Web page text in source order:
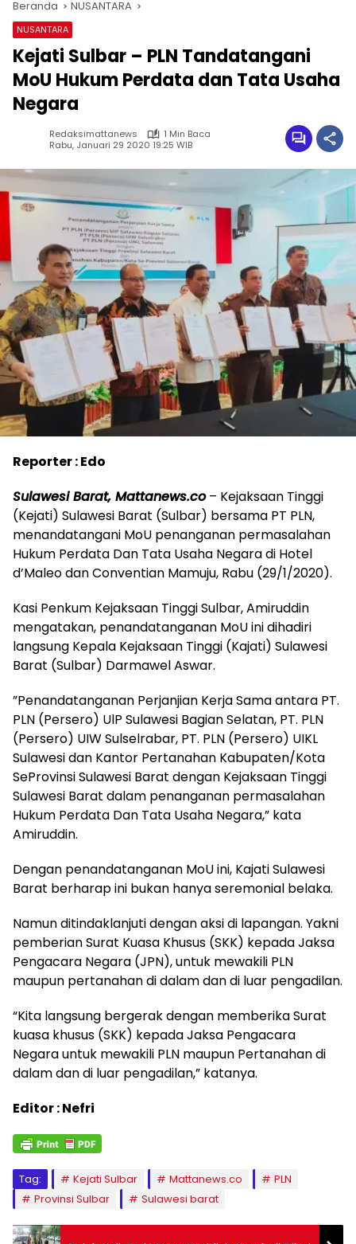
Beranda NUSANTARA
NUSANTARA
Kejati Sulbar – PLN Tandatangani
MoU Hukum Perdata dan Tata Usaha
Negara
Redaksimattanews
1 Min Baca
Rabu, Januari 29 2020 19:25 WIB
Reporter : Edo
Sulawesi Barat, Mattanews.co– Kejaksaan Tinggi
(Kejati) Sulawesi Barat (Sulbar) bersama PT PLN,
menandatangani MoU penanganan permasalahan
Hukum Perdata Dan Tata Usaha Negara di Hotel
d’Maleo dan Conventian Mamuju, Rabu (29/1/2020).
Kasi Penkum Kejaksaan Tinggi Sulbar, Amiruddin
mengatakan, penandatanganan MoU ini dihadiri
langsung Kepala Kejaksaan Tinggi (Kajati) Sulawesi
Barat (Sulbar) Darmawel Aswar.
”Penandatanganan Perjanjian Kerja Sama antara PT.
PLN (Persero) UlP Sulawesi Bagian Selatan, PT. PLN
(Persero) UIW Sulselrabar, PT. PLN (Persero) UIKL
Sulawesi dan Kantor Pertanahan Kabupaten/Kota
SeProvinsi Sulawesi Barat dengan Kejaksaan Tinggi
Sulawesi Barat dalam penanganan permasalahan
Hukum Perdata Dan Tata Usaha Negara,” kata
Amiruddin.
Dengan penandatanganan MoU ini, Kajati Sulawesi
Barat berharap ini bukan hanya seremonial belaka.
Namun ditindaklanjuti dengan aksi di lapangan. Yakni
pemberian Surat Kuasa Khusus (SKK) kepada Jaksa
Pengacara Negara (JPN), untuk mewakili PLN
maupun pertanahan di dalam dan di luar pengadilan.
“Kita langsung bergerak dengan memberika Surat
kuasa khusus (SKK) kepada Jaksa Pengacara
Negara untuk mewakili PLN maupun Pertanahan di
dalam dan di luar pengadilan,” katanya.
Editor : Nefri
Tag: Kejati Sulbar Mattanews.co
PLN
Provinsi Sulbar
Sulawesi barat